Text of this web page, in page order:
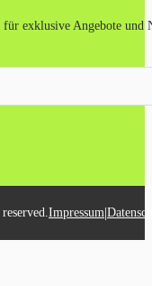
exklusive Angebote und
Impressum|